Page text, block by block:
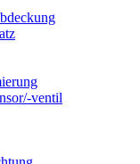
ventil